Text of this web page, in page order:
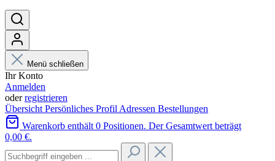
Menü schließen
Ihr Konto
Anmelden
oderregistrieren
Übersicht Persönliches Profil Adressen Bestellungen
Warenkorb enthält 0 Positionen. Der Gesamtwert beträgt
0,00 €.